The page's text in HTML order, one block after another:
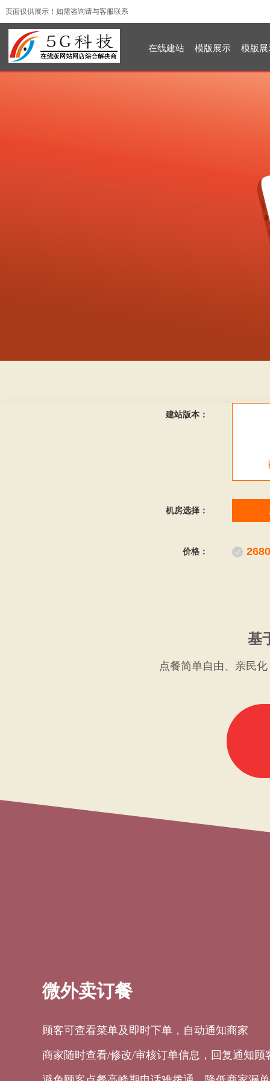
页面仅供展示！如需咨询请与客服联系
在线建站 模版展示 模版展
建站版本：
机房选择：
价格：
基
点餐简单自由、亲民
微外卖订餐
顾客可查看菜单及即时下单，自动通知商家
商家随时查看/修改/审核订单信息，回复通知